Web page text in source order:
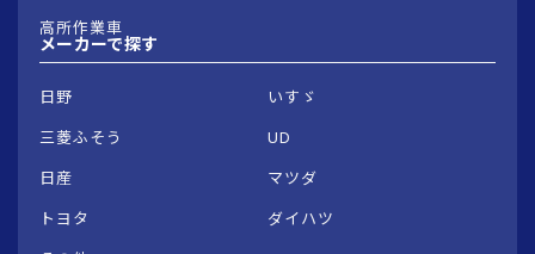
高所作業車
メーカーで探す
日野
いすゞ
三菱ふそう
UD
日産
マツダ
トヨタ
ダイハツ